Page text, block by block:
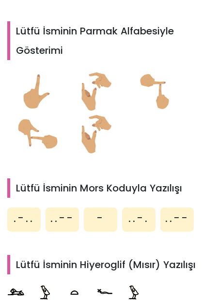
Lütfü İsminin Parmak Alfabesiyle
Gösterimi
Lütfü İsminin Mors Koduyla Yazılışı
.-.. ..-- - ..-. ..--
Lütfü İsminin Hiyeroglif (Mısır) Yazılışı